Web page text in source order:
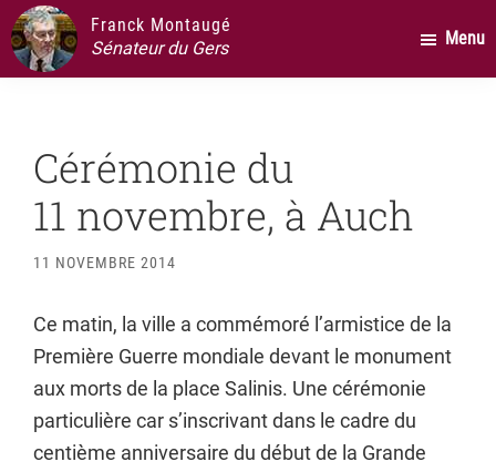
Passer
au
contenu
Passer
la
principale
Passer
au
pied
Franck Montaugé
Sénateur du Gers
Menu
Cérémonie du
11 novembre, à Auch
11 NOVEMBRE 2014
Ce matin, la ville a commémoré l’armistice de la
Première Guerre mondiale devant le monument
aux morts de la place Salinis. Une cérémonie
particulière car s’inscrivant dans le cadre du
centième anniversaire du début de la Grande